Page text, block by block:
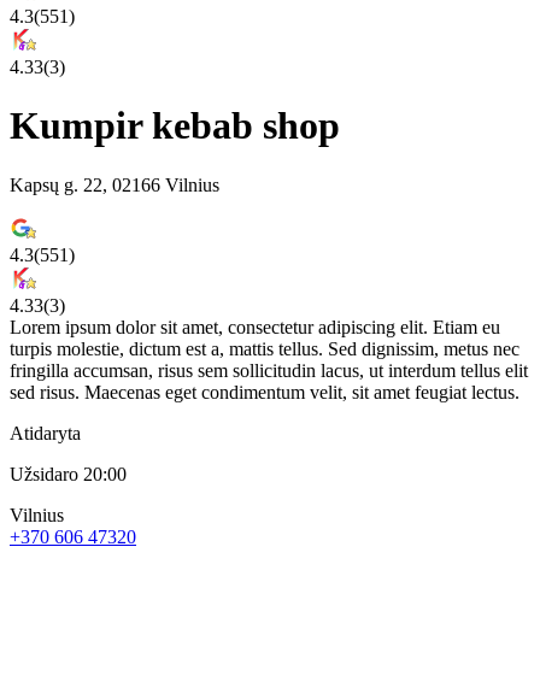
4.3(551)
4.33(3)
Kumpir kebab shop
Kapsų g. 22, 02166 Vilnius
4.3(551)
4.33(3)
Lorem ipsum dolor sit amet, consectetur adipiscing elit. Etiam eu
turpis molestie, dictum est a, mattis tellus. Sed dignissim, metus nec
fringilla accumsan, risus sem sollicitudin lacus, ut interdum tellus elit
sed risus. Maecenas eget condimentum velit, sit amet feugiat lectus.
Atidaryta
Užsidaro 20:00
Vilnius
+370 606 47320